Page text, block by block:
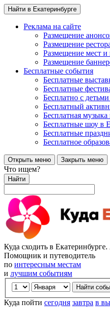
Найти в Екатеринбурге
Реклама на сайте
Размещение
Размещение
Размещение мест
Размещение
Бесплатные события
Бесплатные
Бесплатные
Бесплатно с
Бесплатный
Бесплатная музыка
Бесплатные шоу в
Бесплатные
Бесплатное
Открыть меню Закрыть меню
Что ищем?
Найти
Куда сходить в
Помощник и путеводитель
по интересным местам
и лучшим событиям
Куда пойти сегодня завтра в